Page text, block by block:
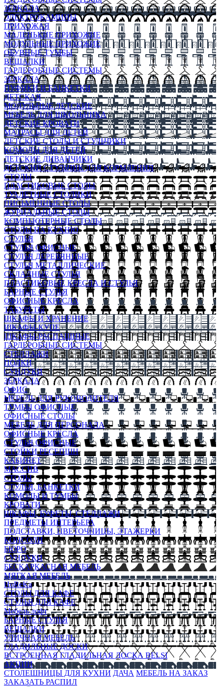
ЗЕРКАЛА
ЭЛЕКТРОКАМИНЫ
ПРИХОЖАЯ
МАЛЕНЬКИЕ ПРИХОЖИЕ
МОДУЛЬНЫЕ ПРИХОЖИЕ
ОБУВНЫЕ ТУМБЫ
ВЕШАЛКИ
ГАРДЕРОБНЫЕ СИСТЕМЫ
ЗЕРКАЛА
ПУФИКИ И БАНКЕТКИ
ДЕТСКАЯ
МОДУЛЬНЫЕ ДЕТСКИЕ
МЕБЕЛЬ ДЛЯ ШКОЛЬНИКА
ДЕТСКИЕ КРОВАТИ
МАТРАСЫ ДЛЯ ДЕТЕЙ
ДЕТСКИЕ СТОЛЫ И СТУЛЬЧИКИ
КОМОДЫ ДЛЯ ДЕТЕЙ
ДЕТСКИЕ ДИВАНЧИКИ
ДЕТСКИЙ СТУЛЬЧИК ДЛЯ КОРМЛЕНИЯ
СТОЛЫ
ПЛАСТИКОВЫЕ СТОЛЫ
ТУАЛЕТНЫЕ СТОЛИКИ
ПИСЬМЕННЫЕ СТОЛЫ
ЖУРНАЛЬНЫЕ СТОЛЫ
КОМПЬЮТЕРНЫЕ СТОЛЫ
СТОЛЫ НА КУХНЮ
СТУЛЬЯ
СТУЛЬЯ ОФИСНЫЕ
СТУЛЬЯ ДЕРЕВЯННЫЕ
СТУЛЬЯ МЕТАЛЛИЧЕСКИЕ
СКЛАДНЫЕ СТУЛЬЯ
ПЛАСТИКОВЫЕ КРЕСЛА И СТУЛЬЯ
БАРНЫЕ СТУЛЬЯ
ОФИСНЫЕ КРЕСЛА
ТАБУРЕТЫ
ШКАФЫ И ХРАНЕНИЕ
ШКАФЫ-КУПЕ
ШКАФЫ-РАСПАШНЫЕ
ГАРДЕРОБНЫЕ СИСТЕМЫ
СТЕЛЛАЖИ
ПОЛКИ
СУНДУКИ
ЗЕРКАЛА
ОФИС
МЕБЕЛЬ ДЛЯ РУКОВОДИТЕЛЯ
ТУМБЫ ОФИСНЫЕ
ОФИСНЫЕ СТОЛЫ
МЕБЕЛЬ ДЛЯ ПЕРСОНАЛА
ОФИСНЫЕ КРЕСЛА
СТУЛЬЯ ОФИСНЫЕ
СТОЙКИ РЕСЕПШН
КАБИНЕТ
МАССИВ
СТОЛЫ
СТУЛЬЯ, БАНКЕТКИ
КОМОДЫ И ТУМБЫ
КРОВАТИ
ШКАФЫ, БУФЕТЫ, СТЕЛЛАЖИ
ПРЕДМЕТЫ ИНТЕРЬЕРА
ПОДСТАВКИ, ЦВЕТОЧНИЦЫ, ЭТАЖЕРКИ
КОНСОЛИ
БЮРО
СУНДУКИ
БЕСКАРКАСНАЯ МЕБЕЛЬ
МЯГКАЯ МЕБЕЛЬ
HoReKa
СТОЛЫ ДЛЯ КАФЕ
СТУЛЬЯ ДЛЯ КАФЕ
Мебель лофт
БАРНЫЕ СТУЛЬЯ
ВЕШАЛКИ
УЛИЧНАЯ МЕБЕЛЬ
ГЛАДИЛЬНЫЕ ДОСКИ
ВСТРОЕННАЯ ГЛАДИЛЬНАЯ ДОСКА BELSI
АКЦИИ
СТОЛЕШНИЦЫ ДЛЯ КУХНИ ДАЧА МЕБЕЛЬ НА ЗАКАЗ
ЗАКАЗАТЬ РАСПИЛ